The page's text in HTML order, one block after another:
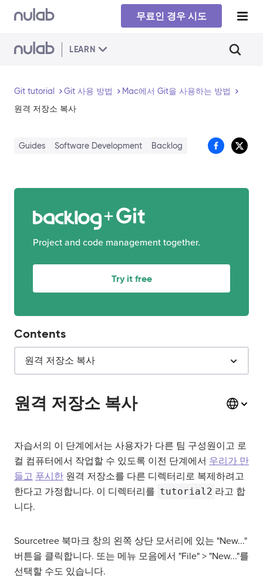
Skip to main content
무료인 경우 시도
LEARN
Git tutorial Git 사용 방법
Mac에서 Git을 사용하는 방법
원격 저장소 복사
Guides Software Development Backlog
Git
Project and code management together.
Try it free
원격 저장소 복사
자습서의 이 단계에서는 사용자가 다른 팀 구성원이고 로
컬 컴퓨터에서 작업할 수 있도록 이전 단계에서 우리가 만
들고 푸시한 원격 저장소를 다른 디렉터리로 복제하려고
한다고 가정합니다. 이 디렉터리를 tutorial2 라고 합
니다.
Sourcetree 북마크 창의 왼쪽 상단 모서리에 있는 "New..."
버튼을 클릭합니다. 또는 메뉴 모음에서 "File" > "New..."를
선택할 수도 있습니다.
Contents
원격 저장소 복사